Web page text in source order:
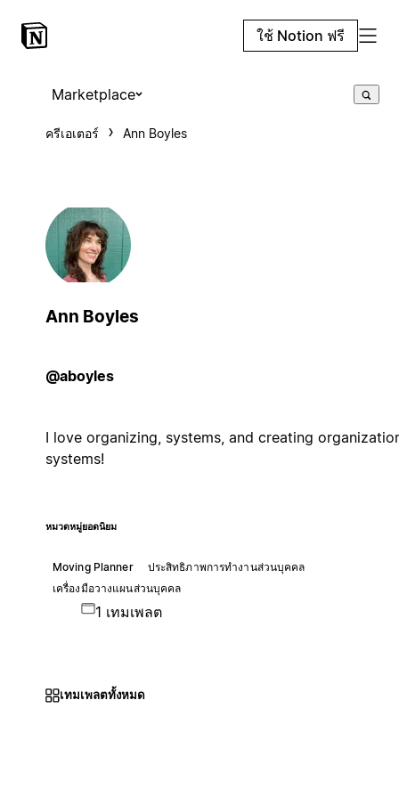
ใช้ Notion ฟรี
Marketplace
ครีเอเตอร์ Ann Boyles
Ann Boyles
@aboyles
I love organizing, systems, and creating
systems!
หมวดหมู่ยอดนิยม
Moving Planner
ประสิทธิภาพการทำงานส่วนบุคคล
เครื่องมือวางแผนส่วนบุคคล
1 เทมเพลต
เทมเพลตทั้งหมด